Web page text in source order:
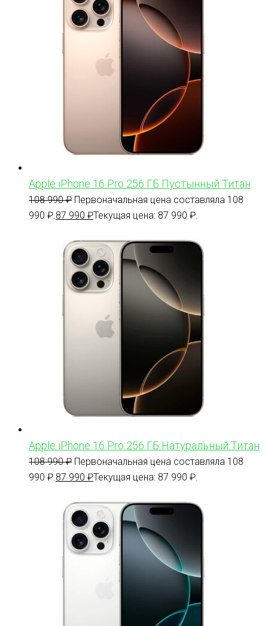
Apple iPhone 16 Pro 256 ГБ Пустынный Титан
108 990₽ Первоначальная цена составляла 108
990 ₽. 87 990 ₽Текущая цена: 87 990 ₽.
Apple iPhone 16 Pro 256 ГБ Натуральный Титан
108 990₽ Первоначальная цена составляла 108
990 ₽. 87 990 ₽Текущая цена: 87 990 ₽.